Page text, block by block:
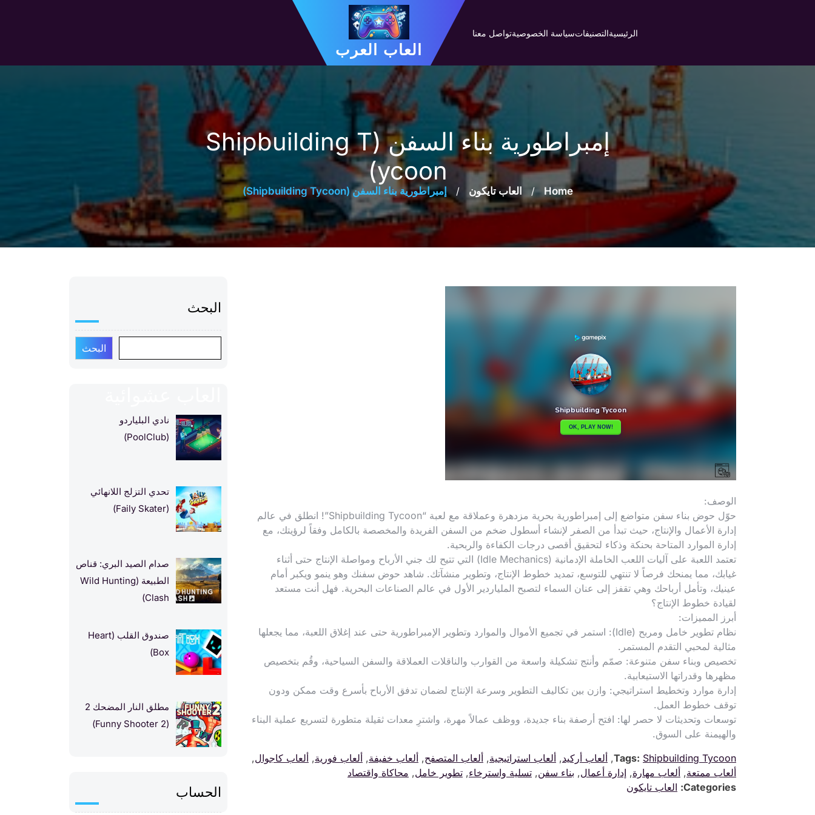
الرئيسيةالتصنيفاتسياسة الخصوصيةتواصل معنا
العاب العرب
إمبراطورية بناء السفن (Shipbuilding T
ycoon)
Home
/ العاب تايكون / إمبراطورية بناء السفن (Shipbuilding Tycoon)
الوصف:
حوّل حوض بناء سفن متواضع إلى إمبراطورية بحرية مزدهرة وعملاقة مع لعبة “Shipbuilding Tycoon”! انطلق في عالم
إدارة الأعمال والإنتاج، حيث تبدأ من الصفر لإنشاء أسطول ضخم من السفن الفريدة والمخصصة بالكامل وفقاً لرؤيتك، مع
إدارة الموارد المتاحة بحنكة وذكاء لتحقيق أقصى درجات الكفاءة والربحية.
تعتمد اللعبة على آليات اللعب الخاملة الإدمانية (Idle Mechanics) التي تتيح لك جني الأرباح ومواصلة الإنتاج حتى أثناء
غيابك، مما يمنحك فرصاً لا تنتهي للتوسع، تمديد خطوط الإنتاج، وتطوير منشآتك. شاهد حوض سفنك وهو ينمو ويكبر أمام
عينيك، وتأمل أرباحك وهي تقفز إلى عنان السماء لتصبح الملياردير الأول في عالم الصناعات البحرية. فهل أنت مستعد
لقيادة خطوط الإنتاج؟
أبرز المميزات:
نظام تطوير خامل ومربح (Idle): استمر في تجميع الأموال والموارد وتطوير الإمبراطورية حتى عند إغلاق اللعبة، مما يجعلها
مثالية لمحبي التقدم المستمر.
تخصيص وبناء سفن متنوعة: صمّم وأنتج تشكيلة واسعة من القوارب والناقلات العملاقة والسفن السياحية، وقُم بتخصيص
مظهرها وقدراتها الاستيعابية.
إدارة موارد وتخطيط استراتيجي: وازن بين تكاليف التطوير وسرعة الإنتاج لضمان تدفق الأرباح بأسرع وقت ممكن ودون
توقف خطوط العمل.
توسعات وتحديثات لا حصر لها: افتح أرصفة بناء جديدة، ووظف عمالاً مهرة، واشترِ معدات ثقيلة متطورة لتسريع عملية البناء
والهيمنة على السوق.
Tags: Shipbuilding Tycoon
, ألعاب أركيد, ألعاب استراتيجية, ألعاب المتصفح, ألعاب خفيفة, ألعاب فورية, ألعاب كاجوال,
ألعاب ممتعة, ألعاب مهارة, إدارة أعمال, بناء سفن, تسلية واسترخاء, تطوير خامل, محاكاة واقتصاد
Categories: العاب تايكون
البحث
البحث
نادي البلياردو
(PoolClub)
تحدي التزلج اللانهائي
(Faily Skater)
صدام الصيد البري: قناص
الطبيعة (Wild Hunting
Clash)
صندوق القلب (Heart
Box)
مطلق النار المضحك 2
(Funny Shooter 2)
الحساب